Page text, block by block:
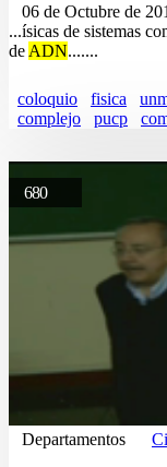
06 de Octubre de
...ísicas de sistemas
de ADN.......
coloquio fisica
complejo
pucp
680
Departamentos